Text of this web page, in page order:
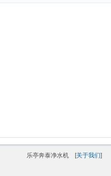
乐亭奔泰净水机 [关于我们]